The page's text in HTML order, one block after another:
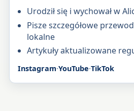
Urodził się i wychował w
Pisze szczegółowe
lokalne
Artykuły aktualizowane
Instagram·YouTube·TikTok